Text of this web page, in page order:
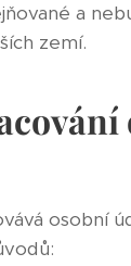
a
zemí.
osobní